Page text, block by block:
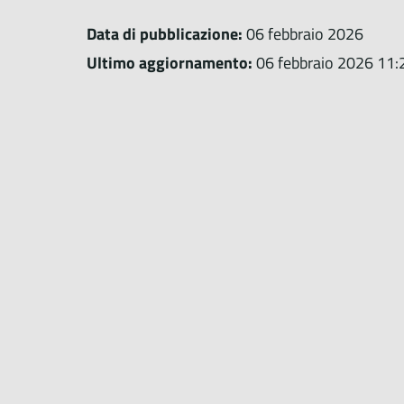
Data di pubblicazione:06 febbraio 2026
Ultimo aggiornamento:06 febbraio 2026